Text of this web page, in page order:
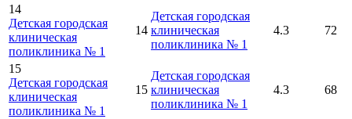
14
Детская городская
клиническая
поликлиника № 1
14
Детская городская
клиническая
поликлиника № 1
4.3 72
15
Детская городская
клиническая
поликлиника № 1
15
Детская городская
клиническая
поликлиника № 1
4.3 68